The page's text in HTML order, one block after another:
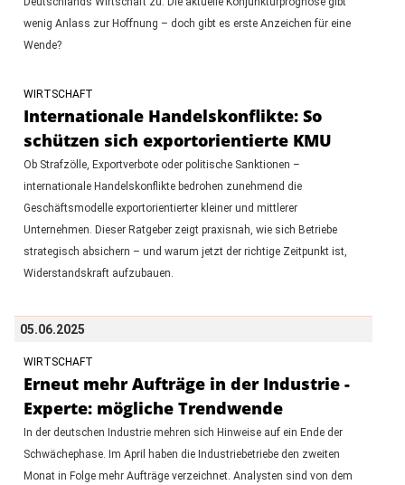
wenig Anlass zur Hoffnung – doch gibt es erste Anzeichen für eine
Wende?
WIRTSCHAFT
Internationale Handelskonflikte: So
schützen sich exportorientierte KMU
Ob Strafzölle, Exportverbote oder politische Sanktionen –
internationale Handelskonflikte bedrohen zunehmend die
Geschäftsmodelle exportorientierter kleiner und mittlerer
Unternehmen. Dieser Ratgeber zeigt praxisnah, wie sich Betriebe
strategisch absichern – und warum jetzt der richtige Zeitpunkt ist,
Widerstandskraft aufzubauen.
05.06.2025
WIRTSCHAFT
Erneut mehr Aufträge in der Industrie -
Experte: mögliche Trendwende
In der deutschen Industrie mehren sich Hinweise auf ein Ende der
Schwächephase. Im April haben die Industriebetriebe den zweiten
Monat in Folge mehr Aufträge verzeichnet. Analysten sind von dem